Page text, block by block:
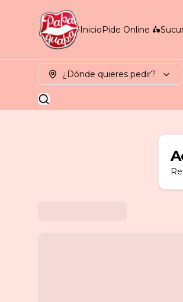
InicioPide Online 🛵
¿Dónde quieres pedir?